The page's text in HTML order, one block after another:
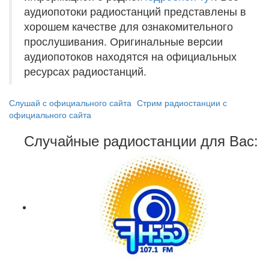
аудиопотоки радиостанций представлены в
хорошем качестве для ознакомительного
прослушивания. Оригинальные версии
аудиопотоков находятся на официальных
ресурсах радиостанций.
Слушай с официального сайта Стрим радиостанции с
официального сайта
Случайные радиостанции для Вас: